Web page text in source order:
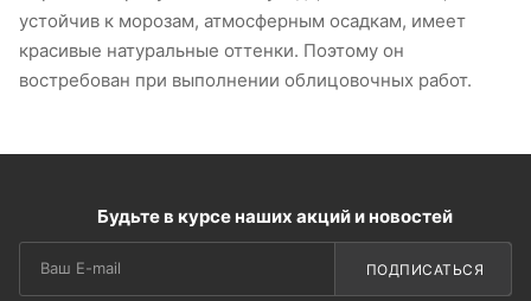
устойчив к морозам, атмосферным осадкам, имеет
красивые натуральные оттенки. Поэтому он
востребован при выполнении облицовочных работ.
Будьте в курсе наших акций и новостей
ПОДПИСАТЬСЯ